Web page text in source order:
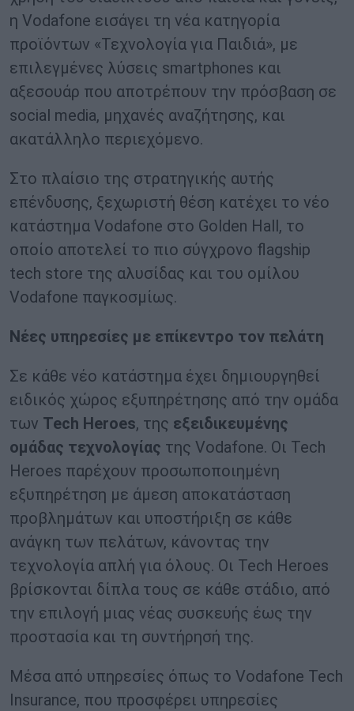
η Vodafone εισάγει τη νέα κατηγορία
προϊόντων «Τεχνολογία για Παιδιά», με
επιλεγμένες λύσεις smartphones και
αξεσουάρ που αποτρέπουν την πρόσβαση σε
social media, μηχανές αναζήτησης, και
ακατάλληλο περιεχόμενο.
Στο πλαίσιο της στρατηγικής αυτής
επένδυσης, ξεχωριστή θέση κατέχει το νέο
κατάστημα Vodafone στο Golden Hall, το
οποίο αποτελεί το πιο σύγχρονο flagship
tech store της αλυσίδας και του ομίλου
Vodafone παγκοσμίως.
Νέες υπηρεσίες με επίκεντρο τον πελάτη
Σε κάθε νέο κατάστημα έχει δημιουργηθεί
ειδικός χώρος εξυπηρέτησης από την ομάδα
των Tech Heroes, της εξειδικευμένης
ομάδας τεχνολογίας της Vodafone. Οι Tech
Heroes παρέχουν προσωποποιημένη
εξυπηρέτηση με άμεση αποκατάσταση
προβλημάτων και υποστήριξη σε κάθε
ανάγκη των πελάτων, κάνοντας την
τεχνολογία απλή για όλους. Οι Tech Heroes
βρίσκονται δίπλα τους σε κάθε στάδιο, από
την επιλογή μιας νέας συσκευής έως την
προστασία και τη συντήρησή της.
Μέσα από υπηρεσίες όπως το Vodafone Tech
Insurance, που προσφέρει υπηρεσίες